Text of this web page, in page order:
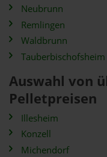
Neubrunn
Remlingen
Waldbrunn
Tauberbischofsheim
Auswahl von
Pelletpreisen
Illesheim
Konzell
Michendorf